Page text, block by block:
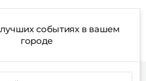
событиях в вашем
городе